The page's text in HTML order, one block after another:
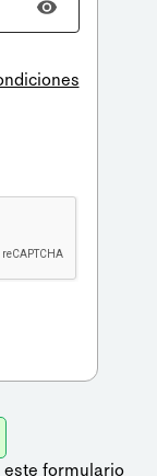
este formulario